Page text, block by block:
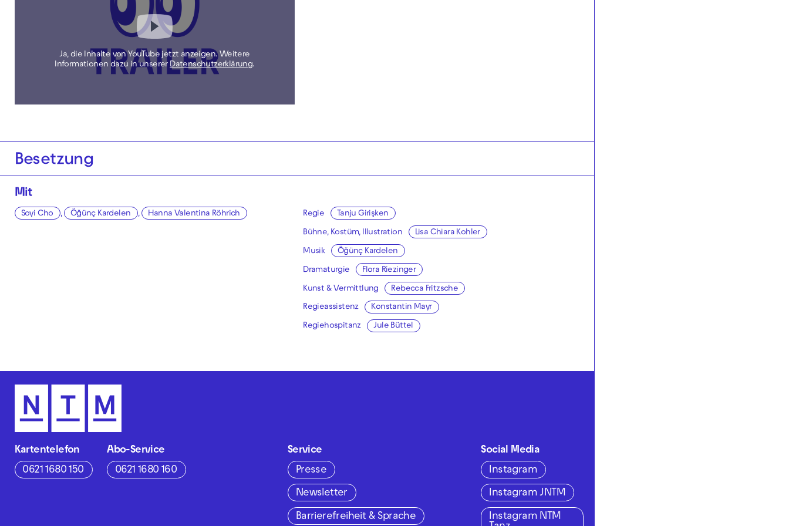
Ja, die Inhalte von YouTube jetzt anzeigen. Weitere
Informationen dazu in unserer Datenschutzerklärung.
Besetzung
Mit
Soyi Cho , Öğünç Kardelen , Hanna Valentina Röhrich Regie Tanju Girişken
Bühne, Kostüm, Illustration Lisa Chiara Kohler
Musik Öğünç Kardelen
Dramaturgie Flora Riezinger
Kunst & Vermittlung Rebecca Fritzsche
Regieassistenz Konstantin Mayr
Regiehospitanz Jule Büttel
Kartentelefon
0621 1680 150
Abo-Service
0621 1680 160
Service
Presse
Newsletter
Barrierefreiheit & Sprache
Social Media
Instagram
Instagram JNTM
Instagram NTM